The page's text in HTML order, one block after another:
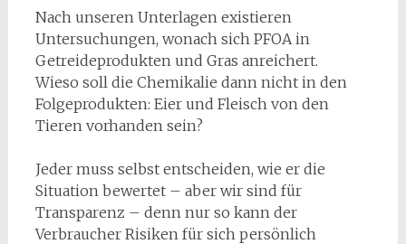
Nach unseren Unterlagen existieren
Untersuchungen, wonach sich PFOA in
Getreideprodukten und Gras anreichert.
Wieso soll die Chemikalie dann nicht in den
Folgeprodukten: Eier und Fleisch von den
Tieren vorhanden sein?
Jeder muss selbst entscheiden, wie er die
Situation bewertet – aber wir sind für
Transparenz – denn nur so kann der
Verbraucher Risiken für sich persönlich